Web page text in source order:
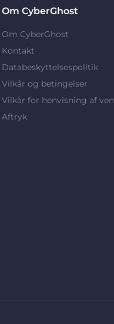
Om CyberGhost
Om CyberGhost
Kontakt
Databeskyttelsespolitik
Vilkår og betingelser
Vilkår for henvisning af ven
Aftryk